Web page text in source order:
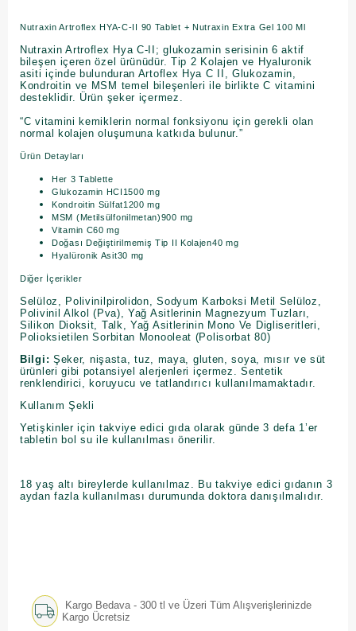
Nutraxin Artroflex HYA-C-II 90 Tablet + Nutraxin Extra Gel 100 Ml
Nutraxin Artroflex Hya C-II; glukozamin serisinin 6 aktif
bileşen içeren özel ürünüdür. Tip 2 Kolajen ve Hyaluronik
asiti içinde bulunduran Artoflex Hya C II, Glukozamin,
Kondroitin ve MSM temel bileşenleri ile birlikte C vitamini
desteklidir. Ürün şeker içermez.
“C vitamini kemiklerin normal fonksiyonu için gerekli olan
normal kolajen oluşumuna katkıda bulunur.”
Ürün Detayları
Her 3 Tablette
Glukozamin HCI1500 mg
Kondroitin Sülfat1200 mg
MSM (Metilsülfonilmetan)900 mg
Vitamin C60 mg
Doğası Değiştirilmemiş Tip II Kolajen40 mg
Hyalüronik Asit30 mg
Diğer İçerikler
Selüloz, Polivinilpirolidon, Sodyum Karboksi Metil Selüloz,
Polivinil Alkol (Pva), Yağ Asitlerinin Magnezyum Tuzları,
Silikon Dioksit, Talk, Yağ Asitlerinin Mono Ve Digliseritleri,
Polioksietilen Sorbitan Monooleat (Polisorbat 80)
Bilgi: Şeker, nişasta, tuz, maya, gluten, soya, mısır ve süt
ürünleri gibi potansiyel alerjenleri içermez. Sentetik
renklendirici, koruyucu ve tatlandırıcı kullanılmamaktadır.
Kullanım Şekli
Yetişkinler için takviye edici gıda olarak günde 3 defa 1’er
tabletin bol su ile kullanılması önerilir.
18 yaş altı bireylerde kullanılmaz. Bu takviye edici gıdanın 3
aydan fazla kullanılması durumunda doktora danışılmalıdır.
Kargo Bedava - 300 tl ve Üzeri Tüm Alışverişlerinizde
Kargo Ücretsiz